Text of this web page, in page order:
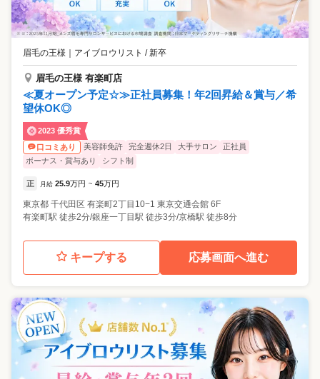
眉毛の王様 ｜ アイブロウリスト / 新卒
眉毛の王様 有楽町店
≪夏オープン予定☆≫正社員募集！年2回昇給＆賞与／希
望休OK◎
2023 優秀賞
口コミあり
美容師免許 完全週休2日 大手サロン
正社員
ボーナス・賞与あり
シフト制
正 月給 25.9万円 ~ 45万円
東京都 千代田区 有楽町2丁目10−1 東京交通会館 6F
有楽町駅 徒歩2分/銀座一丁目駅 徒歩3分/京橋駅 徒歩8分
キープする 応募画面へ進む